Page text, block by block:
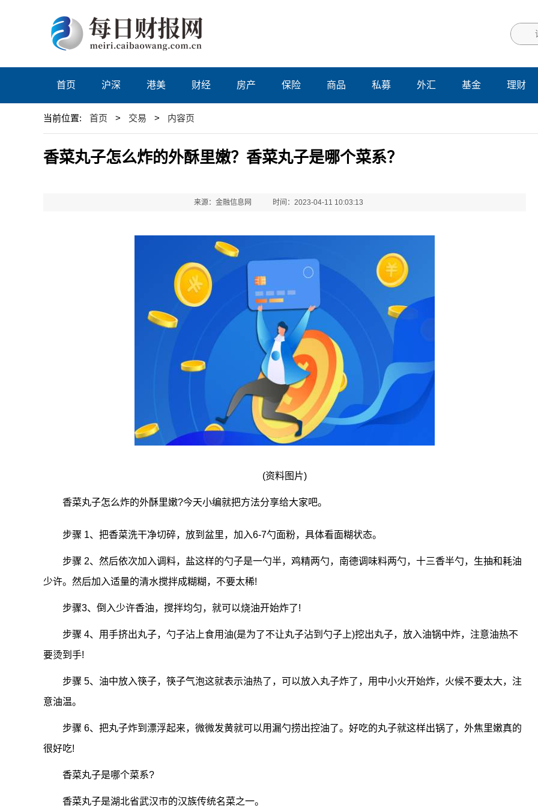
首页 沪深 港美 财经 房产 保险 商品 私募 外汇 基金 理财
当前位置: 首页 > 交易 > 内容页
香菜丸子怎么炸的外酥里嫩？香菜丸子是哪个菜系？
来源：金融信息网 时间：2023-04-11 10:03:13
(资料图片)
香菜丸子怎么炸的外酥里嫩?今天小编就把方法分享给大家吧。
步骤 1、把香菜洗干净切碎，放到盆里，加入6-7勺面粉，具体看面糊状态。
步骤 2、然后依次加入调料，盐这样的勺子是一勺半，鸡精两勺，南德调味料两勺，十三香半勺，生抽和耗油
少许。然后加入适量的清水搅拌成糊糊，不要太稀!
步骤3、倒入少许香油，搅拌均匀，就可以烧油开始炸了!
步骤 4、用手挤出丸子，勺子沾上食用油(是为了不让丸子沾到勺子上)挖出丸子，放入油锅中炸，注意油热不
要烫到手!
步骤 5、油中放入筷子，筷子气泡这就表示油热了，可以放入丸子炸了，用中小火开始炸，火候不要太大，注
意油温。
步骤 6、把丸子炸到漂浮起来，微微发黄就可以用漏勺捞出控油了。好吃的丸子就这样出锅了，外焦里嫩真的
很好吃!
香菜丸子是哪个菜系?
香菜丸子是湖北省武汉市的汉族传统名菜之一。